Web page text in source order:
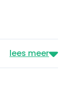
lees meer